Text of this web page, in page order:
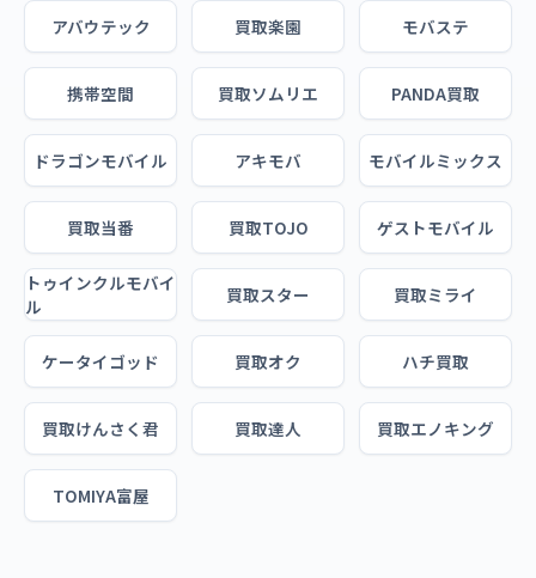
アバウテック 買取楽園 モバステ
携帯空間 買取ソムリエ PANDA買取
ドラゴンモバイル アキモバ モバイルミックス
買取当番 買取TOJO ゲストモバイル
トゥインクルモバイ
ル
買取スター 買取ミライ
ケータイゴッド 買取オク ハチ買取
買取けんさく君 買取達人 買取エノキング
TOMIYA富屋